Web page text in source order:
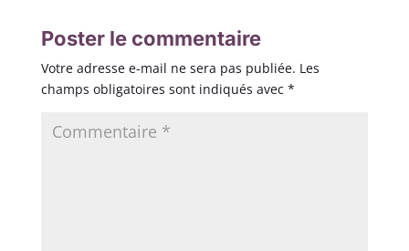
Poster le commentaire
Votre adresse e-mail ne sera pas publiée. Les
champs obligatoires sont indiqués avec *